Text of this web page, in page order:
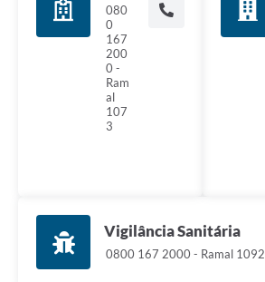
080
0
167
200
0 -
Ram
al
107
3
Vigilância Sanitária
0800 167 2000 - Ramal 1092